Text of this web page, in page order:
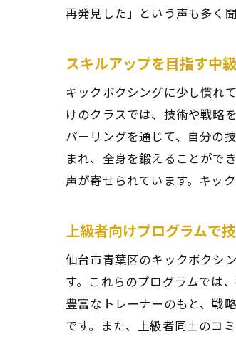
再発見した」という声も多く
スキルアップを目指す中
キックボクシングに少し慣れ
けのクラスでは、技術や戦略
パーリングを通じて、自分の
まれ、全身を鍛えることがで
声が寄せられています。キッ
上級者向けプログラムで
仙台市青葉区のキックボクシ
す。これらのプログラムでは
豊富なトレーナーのもと、戦
です。また、上級者同士のコ